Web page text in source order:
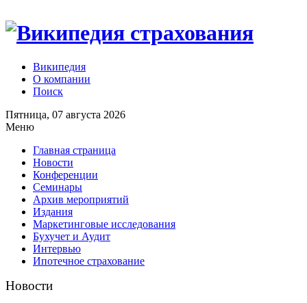
Википедия
О компании
Поиск
Пятница, 07 августа 2026
Меню
Главная страница
Новости
Конференции
Семинары
Архив мероприятий
Издания
Маркетинговые исследования
Бухучет и Аудит
Интервью
Ипотечное страхование
Новости